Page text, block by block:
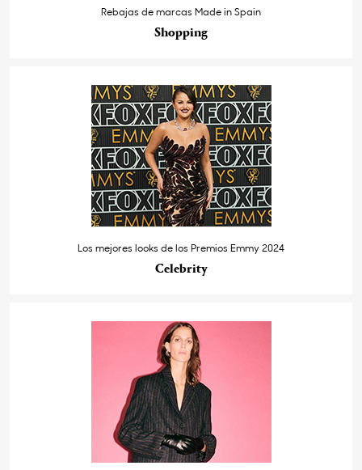
Rebajas de marcas Made in Spain
Shopping
Los mejores looks de los Premios Emmy 2024
Celebrity